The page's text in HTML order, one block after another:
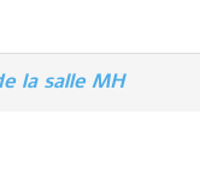
la salle MH